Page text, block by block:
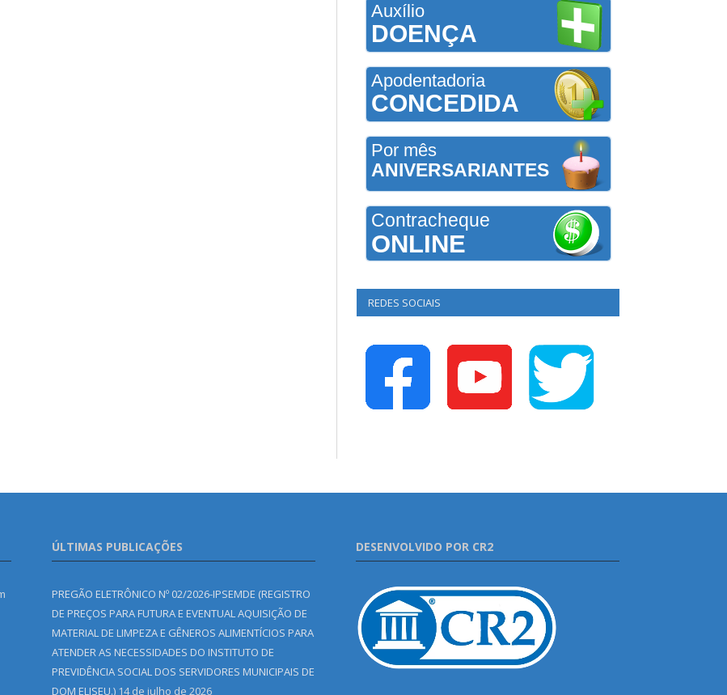
Auxílio
DOENÇA
Apodentadoria
CONCEDIDA
Por mês
ANIVERSARIANTES
Contracheque
ONLINE
REDES SOCIAIS
ÚLTIMAS PUBLICAÇÕES
PREGÃO ELETRÔNICO Nº 02/2026-IPSEMDE (REGISTRO
DE PREÇOS PARA FUTURA E EVENTUAL AQUISIÇÃO DE
MATERIAL DE LIMPEZA E GÊNEROS ALIMENTÍCIOS PARA
ATENDER AS NECESSIDADES DO INSTITUTO DE
PREVIDÊNCIA SOCIAL DOS SERVIDORES MUNICIPAIS DE
DOM ELISEU.) 14 de julho de 2026
DESENVOLVIDO POR CR2